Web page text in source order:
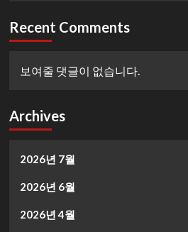
Recent Comments
보여줄 댓글이 없습니다.
Archives
2026년 7월
2026년 6월
2026년 4월